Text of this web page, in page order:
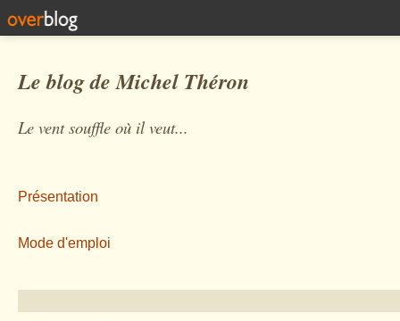
Le blog de Michel Théron
Le vent souffle où il veut...
Présentation
Mode d'emploi